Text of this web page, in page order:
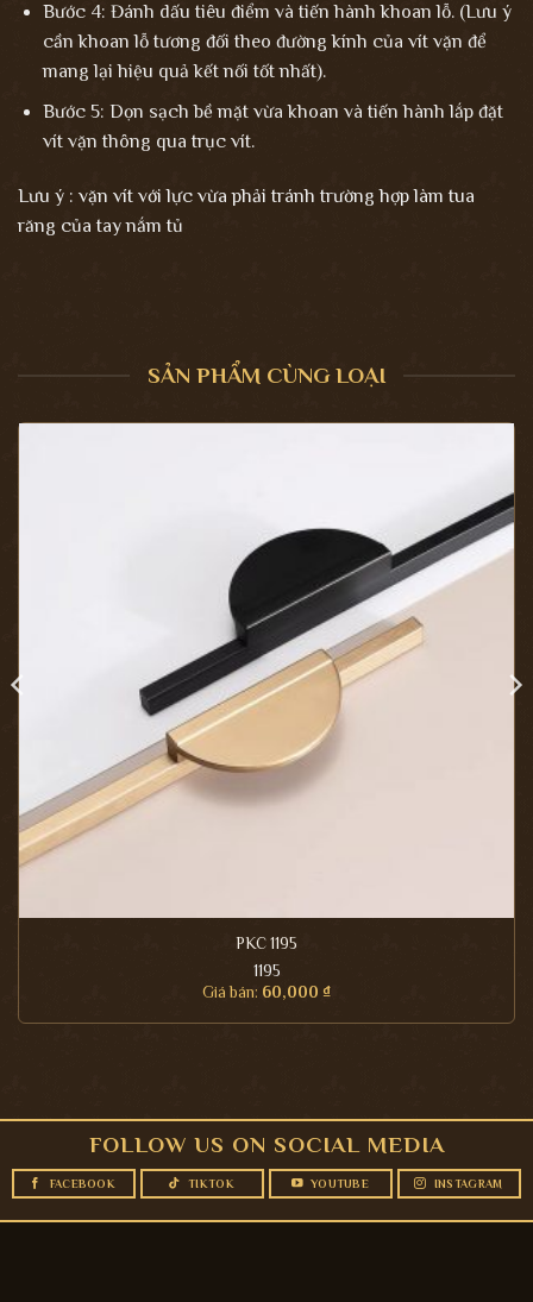
Bước 4: Đánh dấu tiêu điểm và tiến hành khoan lỗ. (Lưu ý
cần khoan lỗ tương đối theo đường kính của vít vặn để
mang lại hiệu quả kết nối tốt nhất).
Bước 5: Dọn sạch bề mặt vừa khoan và tiến hành lắp đặt
vít vặn thông qua trục vít.
Lưu ý : vặn vít với lực vừa phải tránh trường hợp làm tua
răng của tay nắm tủ
SẢN PHẨM CÙNG LOẠI
PKC 1195
1195
Giá bán: 60,000 ₫
FOLLOW US ON SOCIAL MEDIA
FACEBOOK TIKTOK YOUTUBE INSTAGRAM